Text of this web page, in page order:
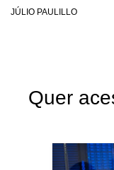
JÚLIO PAULILLO
Quer